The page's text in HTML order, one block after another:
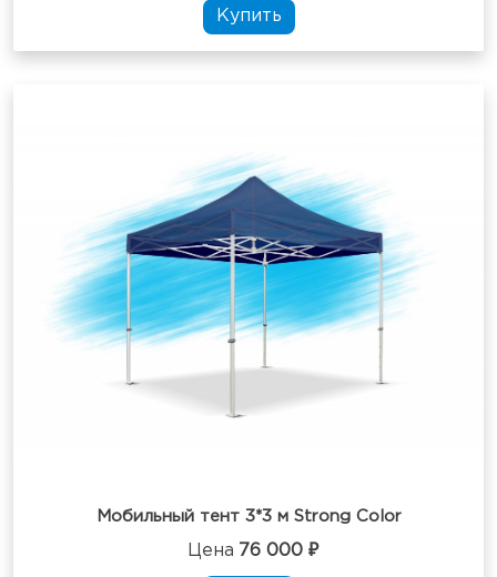
Купить
Мобильный тент 3*3 м Strong Color
Цена 76 000 ₽